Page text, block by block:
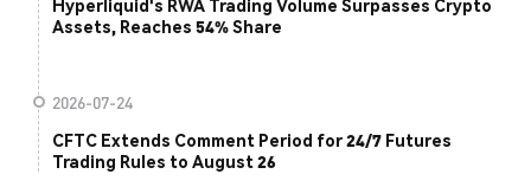
Hyperliquid's RWA Trading Volume Surpasses Crypto
Assets, Reaches 54% Share
2026-07-24
CFTC Extends Comment Period for 24/7 Futures
Trading Rules to August 26